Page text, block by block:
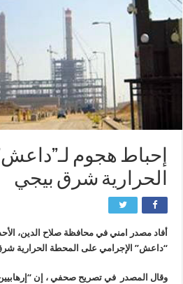
إحباط هجوم
الحرارية شرق بيجي
أفاد مصدر امني في محافظة صلاح الدين،
“داعش” الإجرامي على المحطة الحرارية
وقال المصدر في تصريح صحفي ، إن